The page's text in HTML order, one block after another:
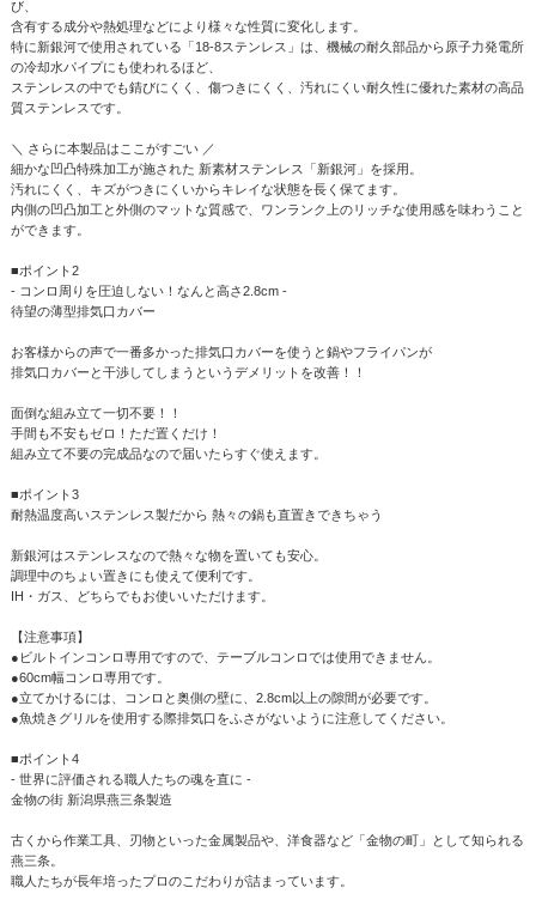
び、
含有する成分や熱処理などにより様々な性質に変化します。
特に新銀河で使用されている「18-8ステンレス」は、機械の耐久部品から原子力発電所
の冷却水パイプにも使われるほど、
ステンレスの中でも錆びにくく、傷つきにくく、汚れにくい耐久性に優れた素材の高品
質ステンレスです。
＼ さらに本製品はここがすごい ／
細かな凹凸特殊加工が施された 新素材ステンレス「新銀河」を採用。
汚れにくく、キズがつきにくいからキレイな状態を長く保てます。
内側の凹凸加工と外側のマットな質感で、ワンランク上のリッチな使用感を味わうこと
ができます。
■ポイント2
- コンロ周りを圧迫しない！なんと高さ2.8cm -
待望の薄型排気口カバー
お客様からの声で一番多かった排気口カバーを使うと鍋やフライパンが
排気口カバーと干渉してしまうというデメリットを改善！！
面倒な組み立て一切不要！！
手間も不安もゼロ！ただ置くだけ！
組み立て不要の完成品なので届いたらすぐ使えます。
■ポイント3
耐熱温度高いステンレス製だから 熱々の鍋も直置きできちゃう
新銀河はステンレスなので熱々な物を置いても安心。
調理中のちょい置きにも使えて便利です。
IH・ガス、どちらでもお使いいただけます。
【注意事項】
●ビルトインコンロ専用ですので、テーブルコンロでは使用できません。
●60cm幅コンロ専用です。
●立てかけるには、コンロと奥側の壁に、2.8cm以上の隙間が必要です。
●魚焼きグリルを使用する際排気口をふさがないように注意してください。
■ポイント4
- 世界に評価される職人たちの魂を直に -
金物の街 新潟県燕三条製造
古くから作業工具、刃物といった金属製品や、洋食器など「金物の町」として知られる
燕三条。
職人たちが長年培ったプロのこだわりが詰まっています。